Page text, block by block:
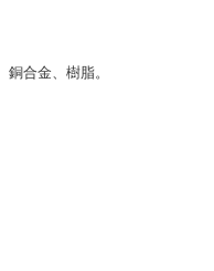
銅合金、樹脂。